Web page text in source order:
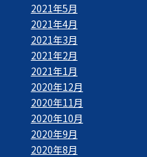
2021年5月
2021年4月
2021年3月
2021年2月
2021年1月
2020年12月
2020年11月
2020年10月
2020年9月
2020年8月